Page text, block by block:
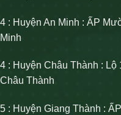
4 : Huyện An Minh : ẤP
Minh
4 : Huyện Châu Thành :
Châu Thành
5 : Huyện Giang Thành :